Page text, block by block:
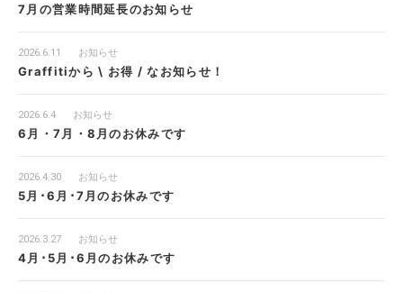
7月の営業時間延長のお知らせ
2026.6.11 お知らせ
Graffitiから \ お得 / なお知らせ！
2026.6.4 お知らせ
6月・7月・8月のお休みです
2026.4.30 お知らせ
5月･6月･7月のお休みです
2026.3.27 お知らせ
4月･5月･6月のお休みです